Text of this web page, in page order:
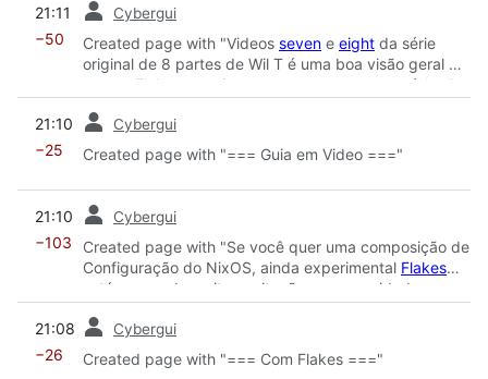
21:11 Cybergui
−50 Created page with "Videos seven e eight da série
original de 8 partes de Wil T é uma boa visão geral do
que os Flakes permitem e como começar a usá-los."
21:10 Cybergui
−25 Created page with "=== Guia em Video ==="
21:10 Cybergui
−103
Created page with "Se você quer uma composição de
Configuração do NixOS, ainda experimental Flakes
está causando muita excitação na comunidade.
Gerenciar flocos requer um bom entendimento básico
e alguma experiência prática com o ecossistema Nix."
21:08 Cybergui
−26 Created page with "=== Com Flakes ==="